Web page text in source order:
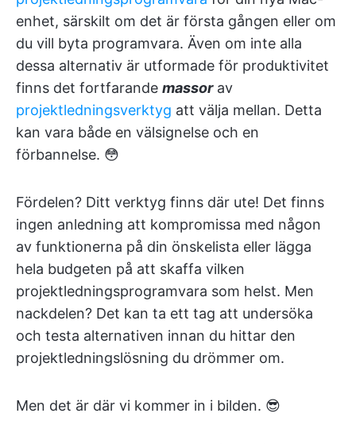
enhet, särskilt om det är första gången eller om
du vill byta programvara. Även om inte alla
dessa alternativ är utformade för produktivitet
finns det fortfarande massorav
projektledningsverktyg att välja mellan. Detta
kan vara både en välsignelse och en
förbannelse. 😳
Fördelen? Ditt verktyg finns där ute! Det finns
ingen anledning att kompromissa med någon
av funktionerna på din önskelista eller lägga
hela budgeten på att skaffa vilken
projektledningsprogramvara som helst. Men
nackdelen? Det kan ta ett tag att undersöka
och testa alternativen innan du hittar den
projektledningslösning du drömmer om.
Men det är där vi kommer in i bilden. 😎